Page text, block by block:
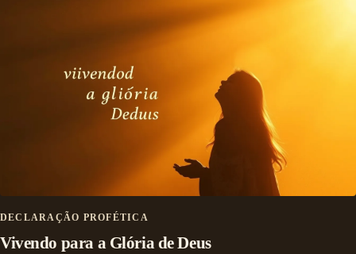
DECLARAÇÃO PROFÉTICA
Vivendo para a Glória de Deus